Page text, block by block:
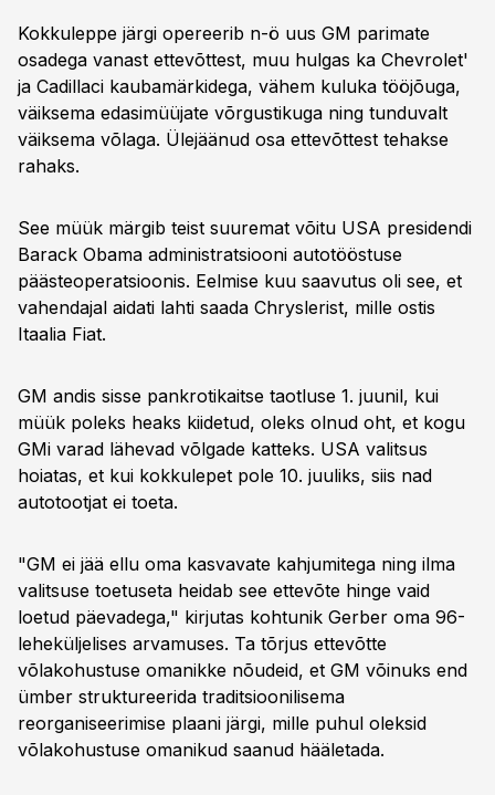
Kokkuleppe järgi opereerib n-ö uus GM parimate
osadega vanast ettevõttest, muu hulgas ka Chevrolet'
ja Cadillaci kaubamärkidega, vähem kuluka tööjõuga,
väiksema edasimüüjate võrgustikuga ning tunduvalt
väiksema võlaga. Ülejäänud osa ettevõttest tehakse
rahaks.
See müük märgib teist suuremat võitu USA presidendi
Barack Obama administratsiooni autotööstuse
päästeoperatsioonis. Eelmise kuu saavutus oli see, et
vahendajal aidati lahti saada Chryslerist, mille ostis
Itaalia Fiat.
GM andis sisse pankrotikaitse taotluse 1. juunil, kui
müük poleks heaks kiidetud, oleks olnud oht, et kogu
GMi varad lähevad võlgade katteks. USA valitsus
hoiatas, et kui kokkulepet pole 10. juuliks, siis nad
autotootjat ei toeta.
"GM ei jää ellu oma kasvavate kahjumitega ning ilma
valitsuse toetuseta heidab see ettevõte hinge vaid
loetud päevadega," kirjutas kohtunik Gerber oma 96-
leheküljelises arvamuses. Ta tõrjus ettevõtte
võlakohustuse omanikke nõudeid, et GM võinuks end
ümber struktureerida traditsioonilisema
reorganiseerimise plaani järgi, mille puhul oleksid
võlakohustuse omanikud saanud hääletada.